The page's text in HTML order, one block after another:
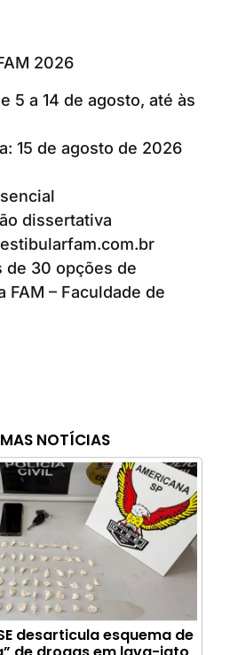
NOTÍCIAS
desarticula esquema de
2026
5 a 14 de agosto, até às
15 de agosto de 2026
dissertativa
de 30 opções de
FAM – Faculdade de